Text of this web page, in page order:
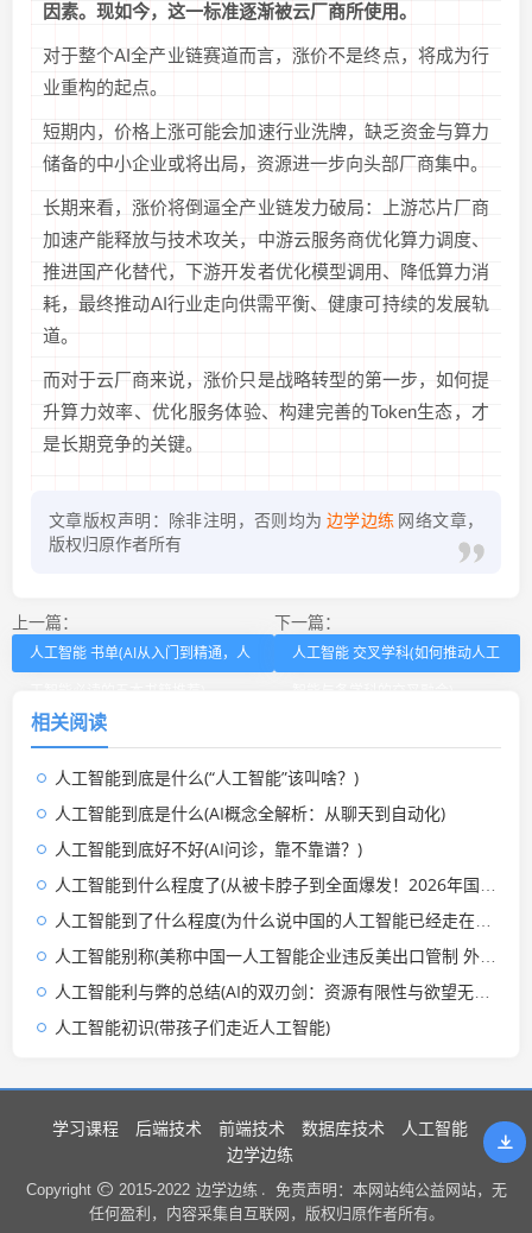
因素。现如今，这一标准逐渐被云厂商所使用。
对于整个AI全产业链赛道而言，涨价不是终点，将成为行
业重构的起点。
短期内，价格上涨可能会加速行业洗牌，缺乏资金与算力
储备的中小企业或将出局，资源进一步向头部厂商集中。
长期来看，涨价将倒逼全产业链发力破局：上游芯片厂商
加速产能释放与技术攻关，中游云服务商优化算力调度、
推进国产化替代，下游开发者优化模型调用、降低算力消
耗，最终推动AI行业走向供需平衡、健康可持续的发展轨
道。
而对于云厂商来说，涨价只是战略转型的第一步，如何提
升算力效率、优化服务体验、构建完善的Token生态，才
是长期竞争的关键。
文章版权声明：除非注明，否则均为 边学边练 网络文章，
版权归原作者所有
上一篇：
人工智能 书单(AI从入门到精通，人
下一篇：
人工智能 交叉学科(如何推动人工
相关阅读
人工智能到底是什么(“人工智能”该叫啥？)
人工智能到底是什么(AI概念全解析：从聊天到自动化)
人工智能到底好不好(AI问诊，靠不靠谱？)
人工智能到什么程度了(从被卡脖子到全面爆发！2026年国产AI已经发展到什么程度了？)
人工智能到了什么程度(为什么说中国的人工智能已经走在世界前列？)
人工智能别称(美称中国一人工智能企业违反美出口管制 外交部：中方已多次表明原则立场)
人工智能利与弊的总结(AI的双刃剑：资源有限性与欲望无限性的博弈)
人工智能初识(带孩子们走近人工智能)
学习课程 后端技术 前端技术 数据库技术
人工智能
边学边练
Copyright 2015-2022 边学边练 .
免责声明：本网站纯公益网站，无
任何盈利，内容采集自互联网，版权归原作者所有。